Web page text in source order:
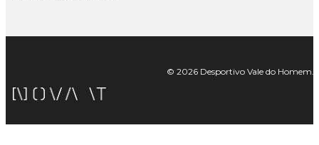
© 2026 Desportivo Vale do Homem.